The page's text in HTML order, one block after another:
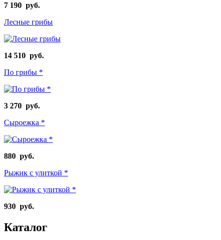
7 190 руб.
Лесные грибы
14 510 руб.
По грибы *
3 270 руб.
Сыроежка *
880 руб.
Рыжик с улиткой *
930 руб.
Каталог